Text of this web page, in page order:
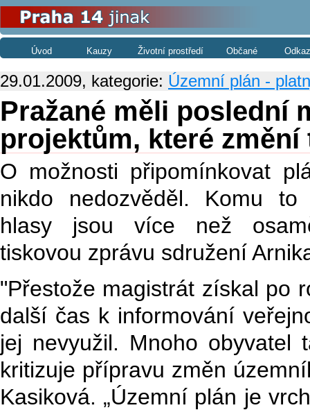
Úvod Kauzy Životní prostředí Občané
29.01.2009, kategorie: Územní plán -
Pražané měli poslední
projektům, které
O možnosti připomínkovat
nikdo nedozvěděl. Komu
hlasy jsou více než
tiskovou zprávu sdružení
"Přestože magistrát získal po
další čas k informování
jej nevyužil. Mnoho obyvatel
kritizuje přípravu změn
Kasiková. „Územní plán je